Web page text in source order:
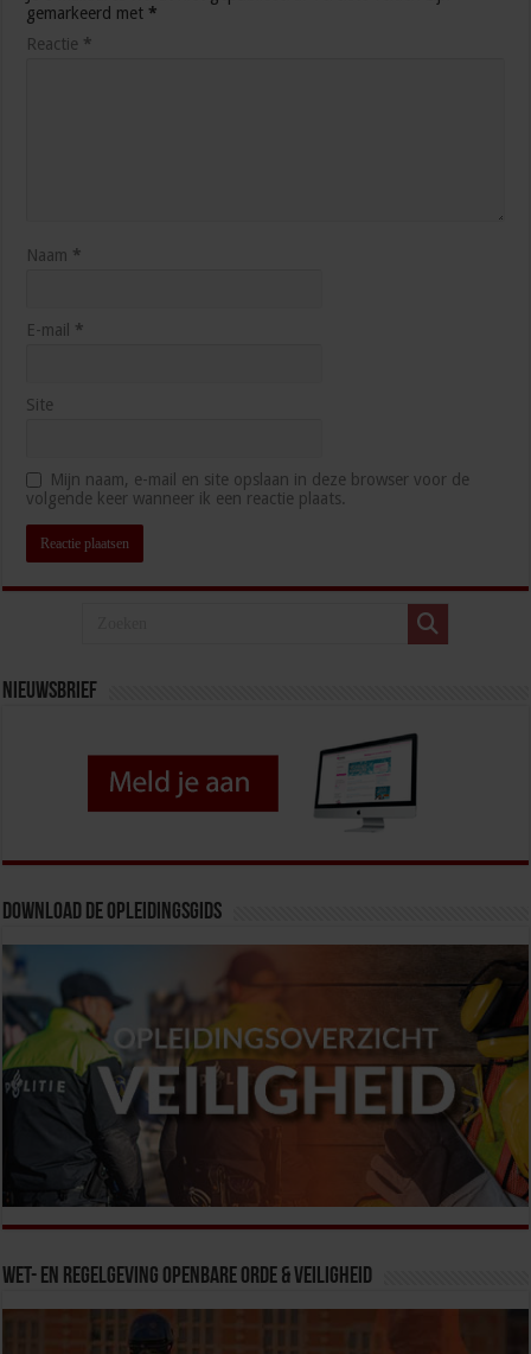
gemarkeerd met *
Reactie *
Naam *
E-mail *
Site
Mijn naam, e-mail en site opslaan in deze browser voor de
volgende keer wanneer ik een reactie plaats.
Nieuwsbrief
Download de opleidingsgids
Wet- en Regelgeving Openbare Orde & Veiligheid